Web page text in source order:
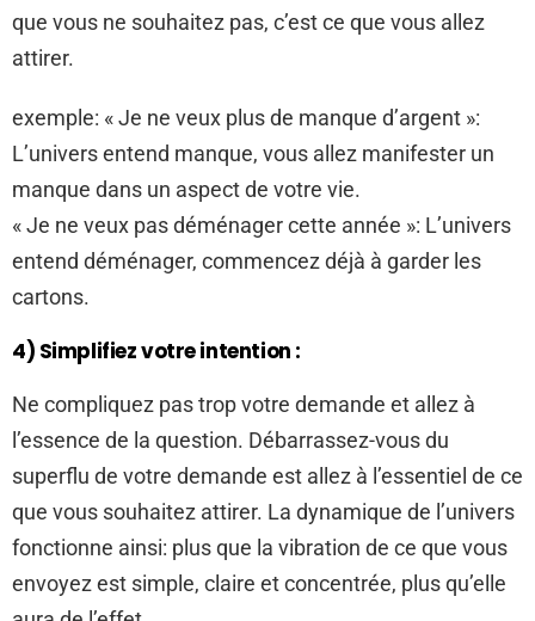
que vous ne souhaitez pas, c’est ce que vous allez
attirer.
exemple: « Je ne veux plus de manque d’argent »:
L’univers entend manque, vous allez manifester un
manque dans un aspect de votre vie.
« Je ne veux pas déménager cette année »: L’univers
entend déménager, commencez déjà à garder les
cartons.
4) Simplifiez votre intention :
Ne compliquez pas trop votre demande et allez à
l’essence de la question. Débarrassez-vous du
superflu de votre demande est allez à l’essentiel de ce
que vous souhaitez attirer. La dynamique de l’univers
fonctionne ainsi: plus que la vibration de ce que vous
envoyez est simple, claire et concentrée, plus qu’elle